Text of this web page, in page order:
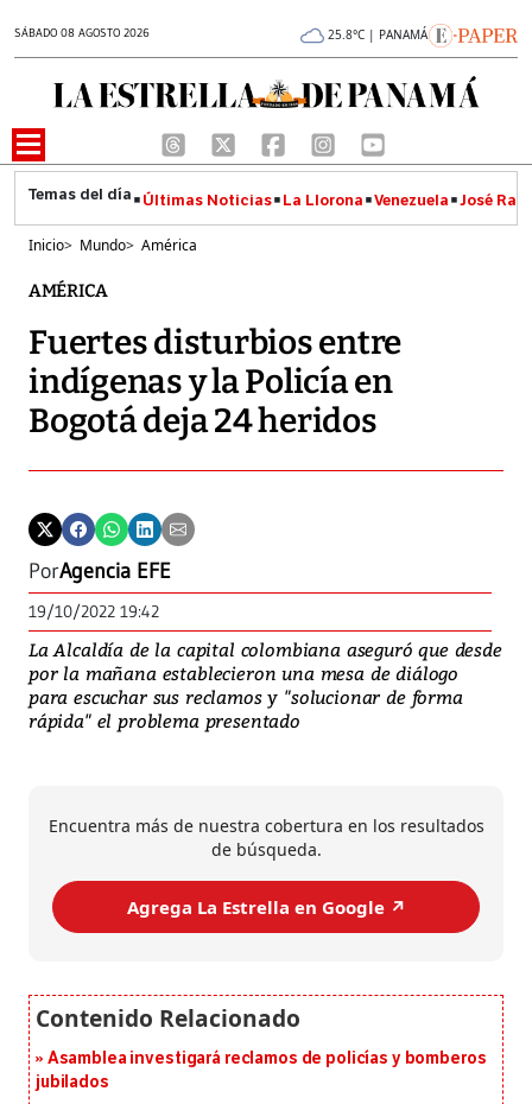
SÁBADO 08 AGOSTO 2026 25.8°C | PANAMÁ
Últimas Noticias La Llorona Venezuela José
Inicio> Mundo> América
AMÉRICA
Fuertes disturbios entre
indígenas y la Policía en
Bogotá deja 24 heridos
PorAgencia EFE
19/10/2022 19:42
La Alcaldía de la capital colombiana aseguró que desde
por la mañana establecieron una mesa de diálogo
para escuchar sus reclamos y "solucionar de forma
rápida" el problema presentado
Encuentra más de nuestra cobertura en los resultados
de búsqueda.
Agrega La Estrella en Google ↗️
Asamblea investigará reclamos de policías y bomberos
jubilados